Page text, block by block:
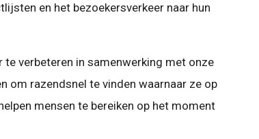
en het bezoekersverkeer naar hun
verbeteren in samenwerking met onze
om razendsnel te vinden waarnaar ze op
mensen te bereiken op het moment